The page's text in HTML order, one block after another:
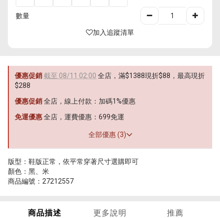
數量
加入追蹤清單
優惠促銷截至 08/11 02:00 全店，滿$1388現折$88，最高現折
$288
優惠促銷全店，線上付款：加碼1%優惠
免運優惠全店，運費優惠：699免運
全部優惠 (3)
版型：鞋版正常，依平常穿著尺寸選購即可
顏色：黑、米
商品編號：27212557
商品描述 更多說明 推薦